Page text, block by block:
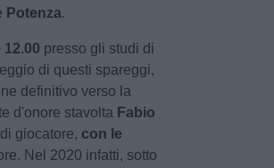
Potenza.
presso gli studi di
di questi spareggi,
definitivo verso la
d'onore stavolta Fabio
giocatore, con le
Nel 2020 infatti, sotto